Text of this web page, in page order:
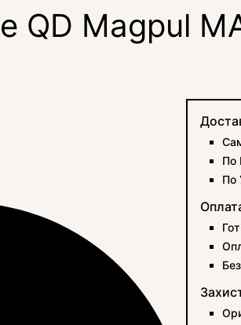
QD Magpul
По
По